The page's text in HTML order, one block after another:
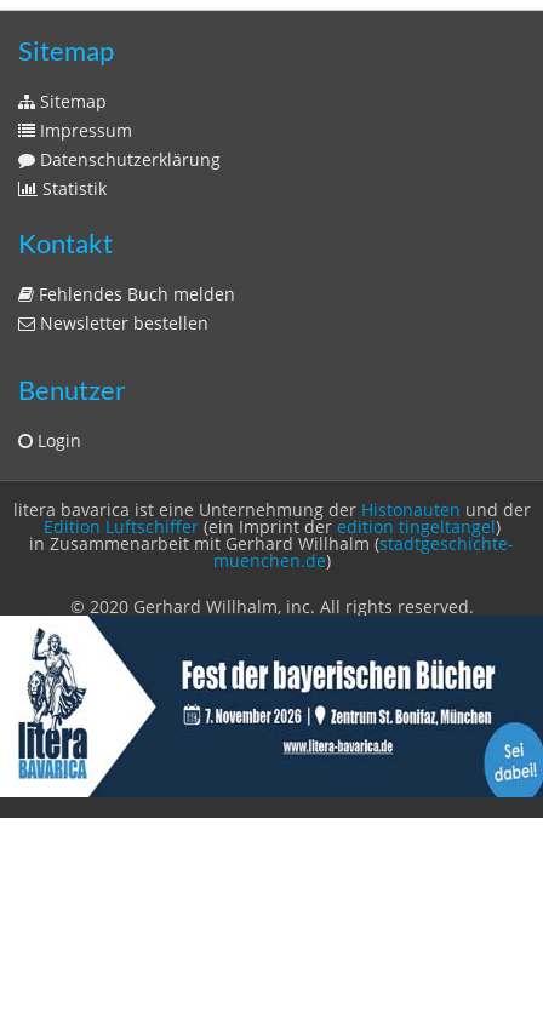
Impressum
Datenschutzerklärung
Kontakt
Fehlendes Buch melden
Newsletter bestellen
Benutzer
Login
litera bavarica ist eine Unternehmung derHistonauten und der
Edition Luftschiffer(ein Imprint deredition tingeltangel
in Zusammenarbeit mit Gerhard Willhalm (stadtgeschichte-
muenchen.de)
© 2020 Gerhard Willhalm, inc. All rights reserved.